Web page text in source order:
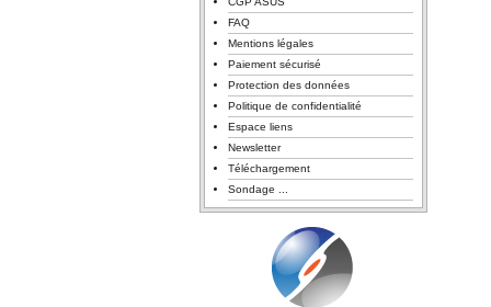
FAQ
Mentions légales
Paiement sécurisé
Protection des données
Politique de confidentialité
Espace liens
Newsletter
Téléchargement
Sondage ...